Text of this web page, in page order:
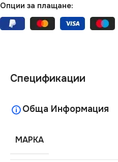
Опции за плащане:
Спецификации
Обща Информация
МАРКА